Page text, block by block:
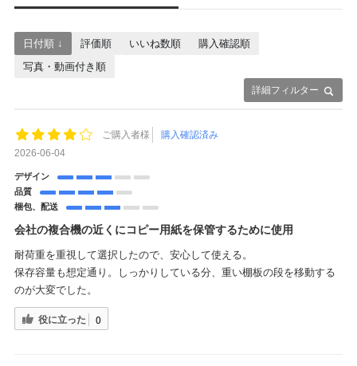
詳細フィルター
日付順 ↓ 評価順 いいね数順
購入確認順
写真・動画付き順
ご購入者様
購入確認済み
2026-06-04
デザイン
品質
梱包、配送
会社の複合機の近くにコピー用紙を保管するために使用
耐荷重を重視して選択したので、安心して使える。
保存容量も想定通り。しっかりしている分、重い棚板の段を移動する
のが大変でした。
役に立った 0